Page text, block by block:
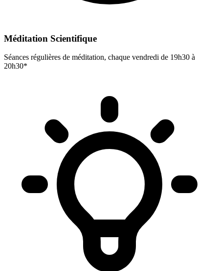
Méditation Scientifique
Séances régulières de méditation, chaque vendredi de 19h30 à
20h30*